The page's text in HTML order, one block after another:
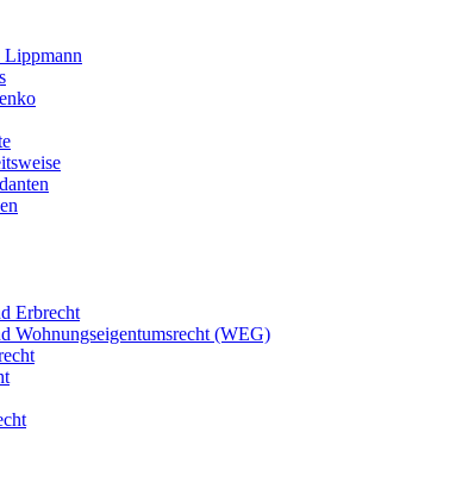
Erbrecht
Wohnungseigentumsrecht (WEG)